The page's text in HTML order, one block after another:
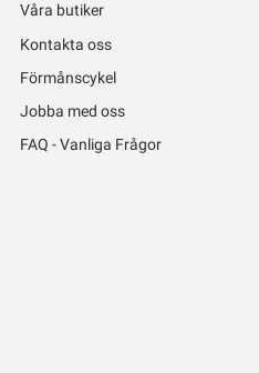
Våra butiker
Kontakta oss
Förmånscykel
Jobba med oss
FAQ - Vanliga Frågor